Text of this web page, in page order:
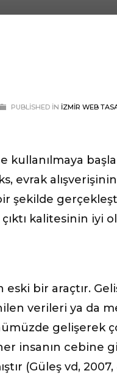
PUBLISHED IN İZMIR WEB
kullanılmaya
evrak
şekilde
kalitesinin iyi
bir araçtır.
verileri ya da
gelişerek
insanın cebine
(Güleş vd, 2007,